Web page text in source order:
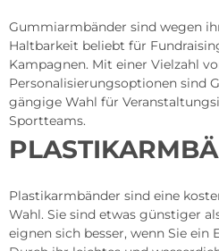
Gummiarmbänder sind wegen
Haltbarkeit beliebt für
Kampagnen. Mit einer Vielzahl
Personalisierungsoptionen sind
gängige Wahl für
Sportteams.
Plastikarmbänder sind eine
Wahl. Sie sind etwas günstiger
eignen sich besser, wenn Sie